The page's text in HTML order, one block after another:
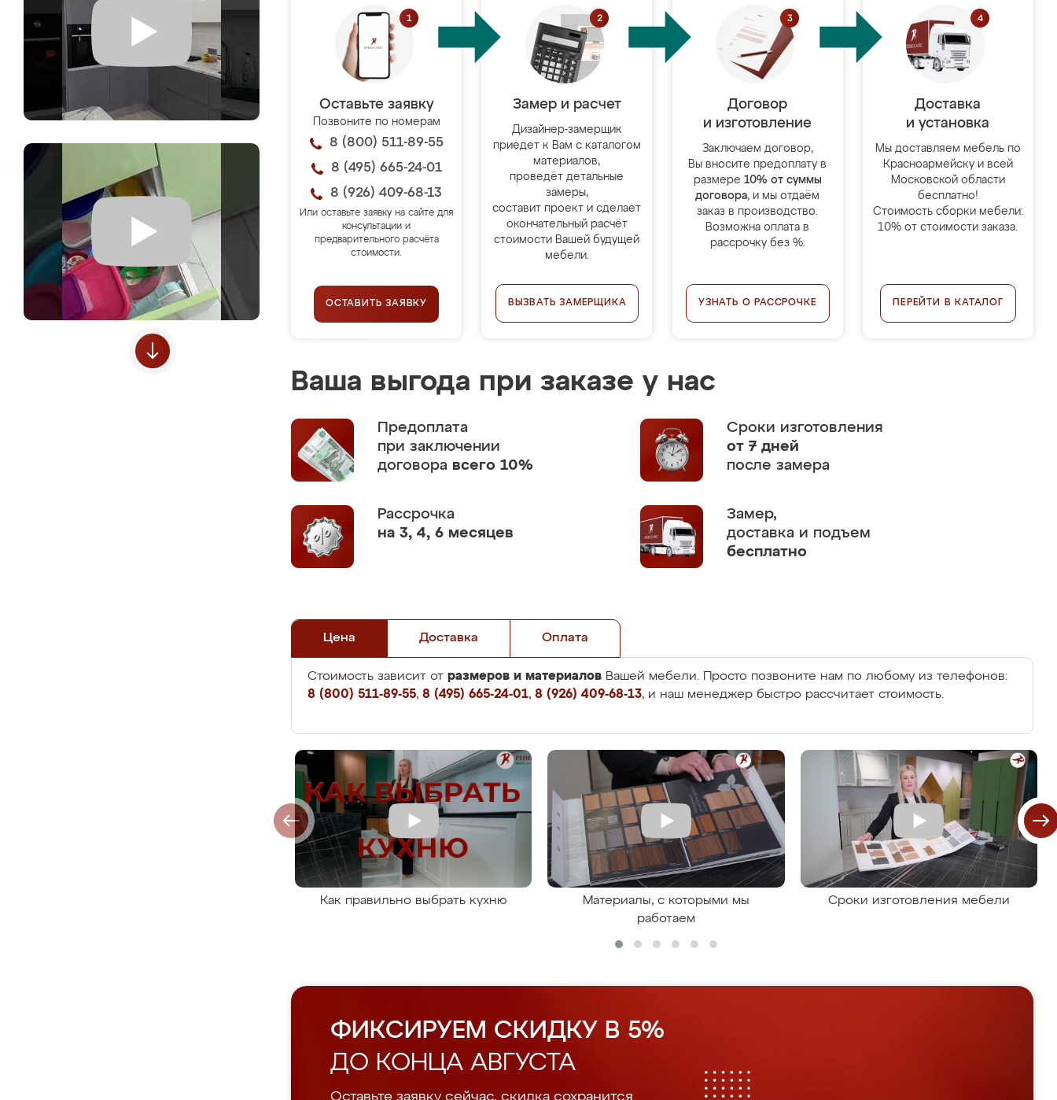
Оставьте заявку
Позвоните по номерам
8 (800) 511-89-55
8 (495) 665-24-01
8 (926) 409-68-13
Или оставьте заявку на сайте для
консультации и
предварительного расчёта
стоимости.
ОСТАВИТЬ ЗАЯВКУ
Замер и расчет
Дизайнер-замерщик
приедет к Вам с каталогом
материалов,
проведёт детальные
замеры,
составит проект и сделает
окончательный расчёт
стоимости Вашей будущей
мебели.
ВЫЗВАТЬ ЗАМЕРЩИКА
Договор
и изготовление
Заключаем договор,
Вы вносите предоплату в
размере 10% от суммы
договора, и мы отдаём
заказ в производство.
Возможна оплата в
рассрочку без %.
УЗНАТЬ О РАССРОЧКЕ
Доставка
и установка
Мы доставляем мебель по
Красноармейску и всей
Московской области
бесплатно!
Стоимость сборки мебели:
10% от стоимости заказа.
ПЕРЕЙТИ В КАТАЛОГ
Ваша выгода при заказе у нас
Предоплата
при заключении
договора всего 10%
Сроки изготовления
от 7 дней
после замера
Рассрочка
на 3, 4, 6 месяцев
Замер,
доставка и подъем
бесплатно
Цена Доставка Оплата
Стоимость зависит от размеров и материалов Вашей мебели. Просто позвоните нам по любому из телефонов:
8 (800) 511-89-55, 8 (495) 665-24-01, 8 (926) 409-68-13, и наш менеджер быстро рассчитает стоимость.
Как правильно выбрать кухню
Материалы, с которыми мы
работаем
Сроки изготовления мебели
ФИКСИРУЕМ СКИДКУ В 5%
ДО КОНЦА АВГУСТА
Оставьте заявку сейчас, скидка сохранится.